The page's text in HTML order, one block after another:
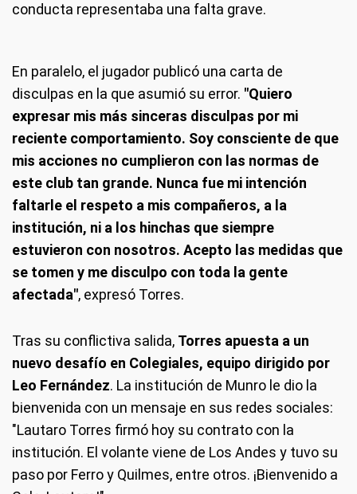
conducta representaba una falta grave.
En paralelo, el jugador publicó una carta de
disculpas en la que asumió su error. "Quiero
expresar mis más sinceras disculpas por mi
reciente comportamiento. Soy consciente de que
mis acciones no cumplieron con las normas de
este club tan grande. Nunca fue mi intención
faltarle el respeto a mis compañeros, a la
institución, ni a los hinchas que siempre
estuvieron con nosotros. Acepto las medidas que
se tomen y me disculpo con toda la gente
afectada", expresó Torres.
Tras su conflictiva salida, Torres apuesta a un
nuevo desafío en Colegiales, equipo dirigido por
Leo Fernández. La institución de Munro le dio la
bienvenida con un mensaje en sus redes sociales:
"Lautaro Torres firmó hoy su contrato con la
institución. El volante viene de Los Andes y tuvo su
paso por Ferro y Quilmes, entre otros. ¡Bienvenido a